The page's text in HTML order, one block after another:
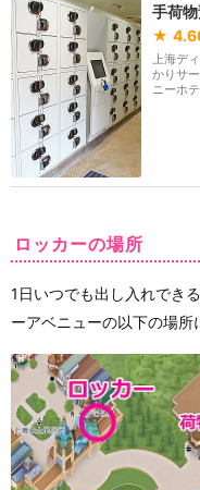
手荷
★
上海デ
かりサ
ニーホ
ロッカーの場所
1日いつでも出し入れでき
ーアベニューの以下の場所